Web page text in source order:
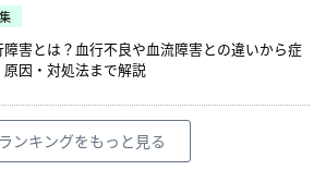
障害とは？血行不良や血流障害との違いから症
原因・対処法まで解説
ランキングをもっと見る